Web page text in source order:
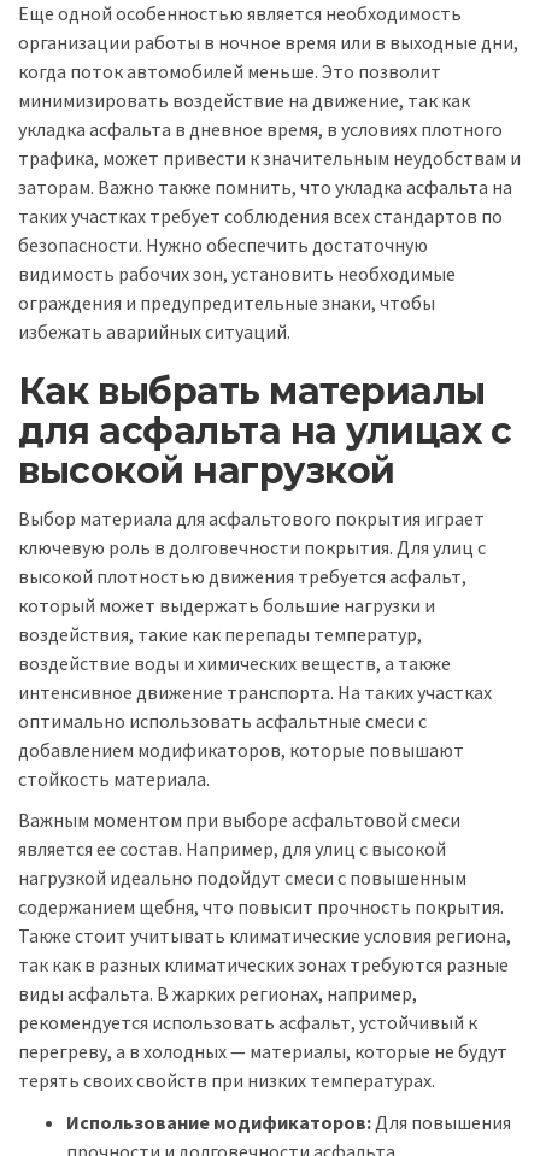
Еще одной особенностью является необходимость
организации работы в ночное время или в выходные дни,
когда поток автомобилей меньше. Это позволит
минимизировать воздействие на движение, так как
укладка асфальта в дневное время, в условиях плотного
трафика, может привести к значительным неудобствам и
заторам. Важно также помнить, что укладка асфальта на
таких участках требует соблюдения всех стандартов по
безопасности. Нужно обеспечить достаточную
видимость рабочих зон, установить необходимые
ограждения и предупредительные знаки, чтобы
избежать аварийных ситуаций.
Как выбрать материалы
для асфальта на улицах с
высокой нагрузкой
Выбор материала для асфальтового покрытия играет
ключевую роль в долговечности покрытия. Для улиц с
высокой плотностью движения требуется асфальт,
который может выдержать большие нагрузки и
воздействия, такие как перепады температур,
воздействие воды и химических веществ, а также
интенсивное движение транспорта. На таких участках
оптимально использовать асфальтные смеси с
добавлением модификаторов, которые повышают
стойкость материала.
Важным моментом при выборе асфальтовой смеси
является ее состав. Например, для улиц с высокой
нагрузкой идеально подойдут смеси с повышенным
содержанием щебня, что повысит прочность покрытия.
Также стоит учитывать климатические условия региона,
так как в разных климатических зонах требуются разные
виды асфальта. В жарких регионах, например,
рекомендуется использовать асфальт, устойчивый к
перегреву, а в холодных — материалы, которые не будут
терять своих свойств при низких температурах.
Использование модификаторов: Для повышения
прочности и долговечности асфальта